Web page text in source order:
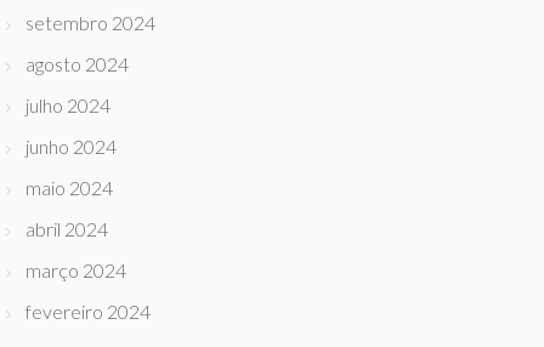
setembro 2024
agosto 2024
julho 2024
junho 2024
maio 2024
abril 2024
março 2024
fevereiro 2024